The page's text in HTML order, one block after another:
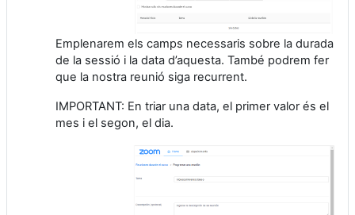
Emplenarem els camps necessaris sobre la durada
de la sessió i la data d’aquesta. També podrem fer
que la nostra reunió siga recurrent.
IMPORTANT: En triar una data, el primer valor és el
mes i el segon, el dia.